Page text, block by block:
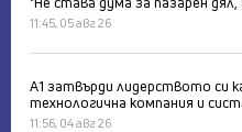
11:45, 05 авг 26
А1 затвърди лидерството си
технологична компания и
11:56, 04 авг 26